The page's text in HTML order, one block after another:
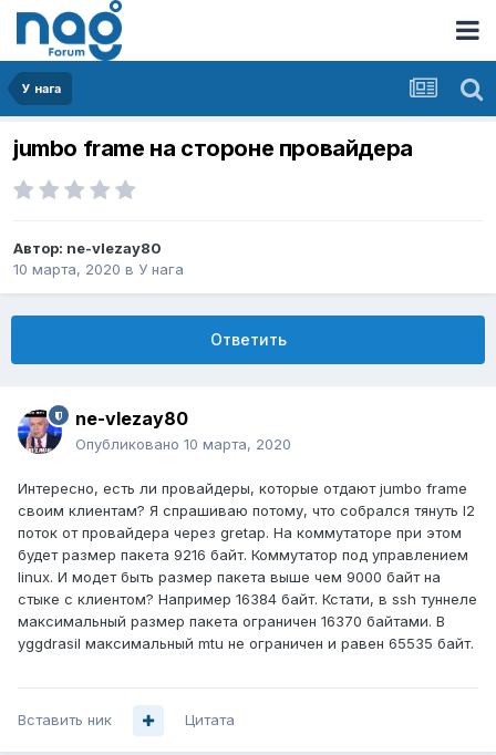
У нага
jumbo frame на стороне провайдера
Автор: ne-vlezay80
10 марта, 2020 в У нага
Ответить
ne-vlezay80
Опубликовано 10 марта, 2020
Интересно, есть ли провайдеры, которые отдают jumbo frame
своим клиентам? Я спрашиваю потому, что собрался тянуть l2
поток от провайдера через gretap. На коммутаторе при этом
будет размер пакета 9216 байт. Коммутатор под управлением
linux. И модет быть размер пакета выше чем 9000 байт на
стыке с клиентом? Например 16384 байт. Кстати, в ssh туннеле
максимальный размер пакета ограничен 16370 байтами. В
yggdrasil максимальный mtu не ограничен и равен 65535 байт.
Вставить ник Цитата